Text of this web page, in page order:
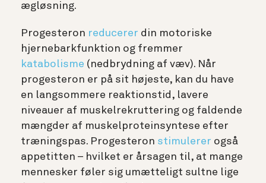
ægløsning.
Progesteron reducerer din motoriske
hjernebarkfunktion og fremmer
katabolisme (nedbrydning af væv). Når
progesteron er på sit højeste, kan du have
en langsommere reaktionstid, lavere
niveauer af muskelrekruttering og faldende
mængder af muskelproteinsyntese efter
træningspas. Progesteron stimulerer også
appetitten – hvilket er årsagen til, at mange
mennesker føler sig umætteligt sultne lige